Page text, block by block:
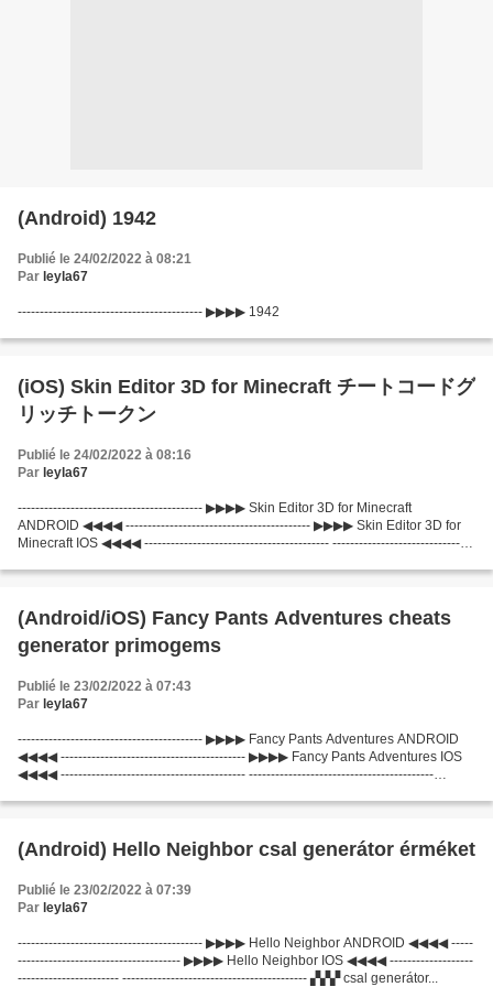
(Android) 1942
Publié le 24/02/2022 à 08:21
Par leyla67
------------------------------------------ ▶▶▶▶ 1942
(iOS) Skin Editor 3D for Minecraft チートコードグ
リッチトークン
Publié le 24/02/2022 à 08:16
Par leyla67
------------------------------------------ ▶▶▶▶ Skin Editor 3D for Minecraft
ANDROID ◀◀◀◀ ------------------------------------------ ▶▶▶▶ Skin Editor 3D for
Minecraft IOS ◀◀◀◀ ------------------------------------------ --------------------------------
(Android/iOS) Fancy Pants Adventures cheats
generator primogems
Publié le 23/02/2022 à 07:43
Par leyla67
------------------------------------------ ▶▶▶▶ Fancy Pants Adventures ANDROID
◀◀◀◀ ------------------------------------------ ▶▶▶▶ Fancy Pants Adventures IOS
◀◀◀◀ ------------------------------------------ ------------------------------------------
(Android) Hello Neighbor csal generátor érméket
Publié le 23/02/2022 à 07:39
Par leyla67
------------------------------------------ ▶▶▶▶ Hello Neighbor ANDROID ◀◀◀◀ -----
------------------------------------- ▶▶▶▶ Hello Neighbor IOS ◀◀◀◀ -------------------
----------------------- ------------------------------------------ ▞▞▞ csal generátor...